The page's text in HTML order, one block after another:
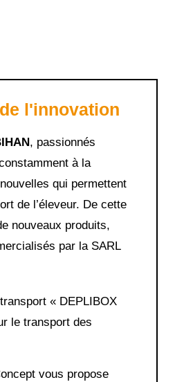
l'innovation
, passionnés
à la
qui permettent
de l’éleveur. De cette
nouveaux produits,
par la SARL
« DEPLIBOX
le transport des
vous propose